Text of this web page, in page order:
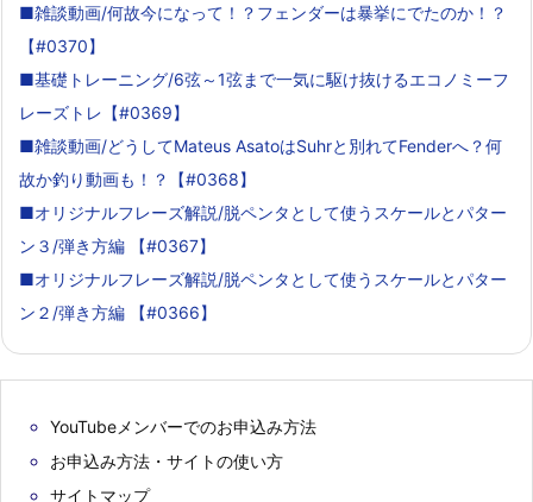
■雑談動画/何故今になって！？フェンダーは暴挙にでたのか！？
【#0370】
■基礎トレーニング/6弦～1弦まで一気に駆け抜けるエコノミーフ
レーズトレ【#0369】
■雑談動画/どうしてMateus AsatoはSuhrと別れてFenderへ？何
故か釣り動画も！？【#0368】
■オリジナルフレーズ解説/脱ペンタとして使うスケールとパター
ン３/弾き方編 【#0367】
■オリジナルフレーズ解説/脱ペンタとして使うスケールとパター
ン２/弾き方編 【#0366】
YouTubeメンバーでのお申込み方法
お申込み方法・サイトの使い方
サイトマップ